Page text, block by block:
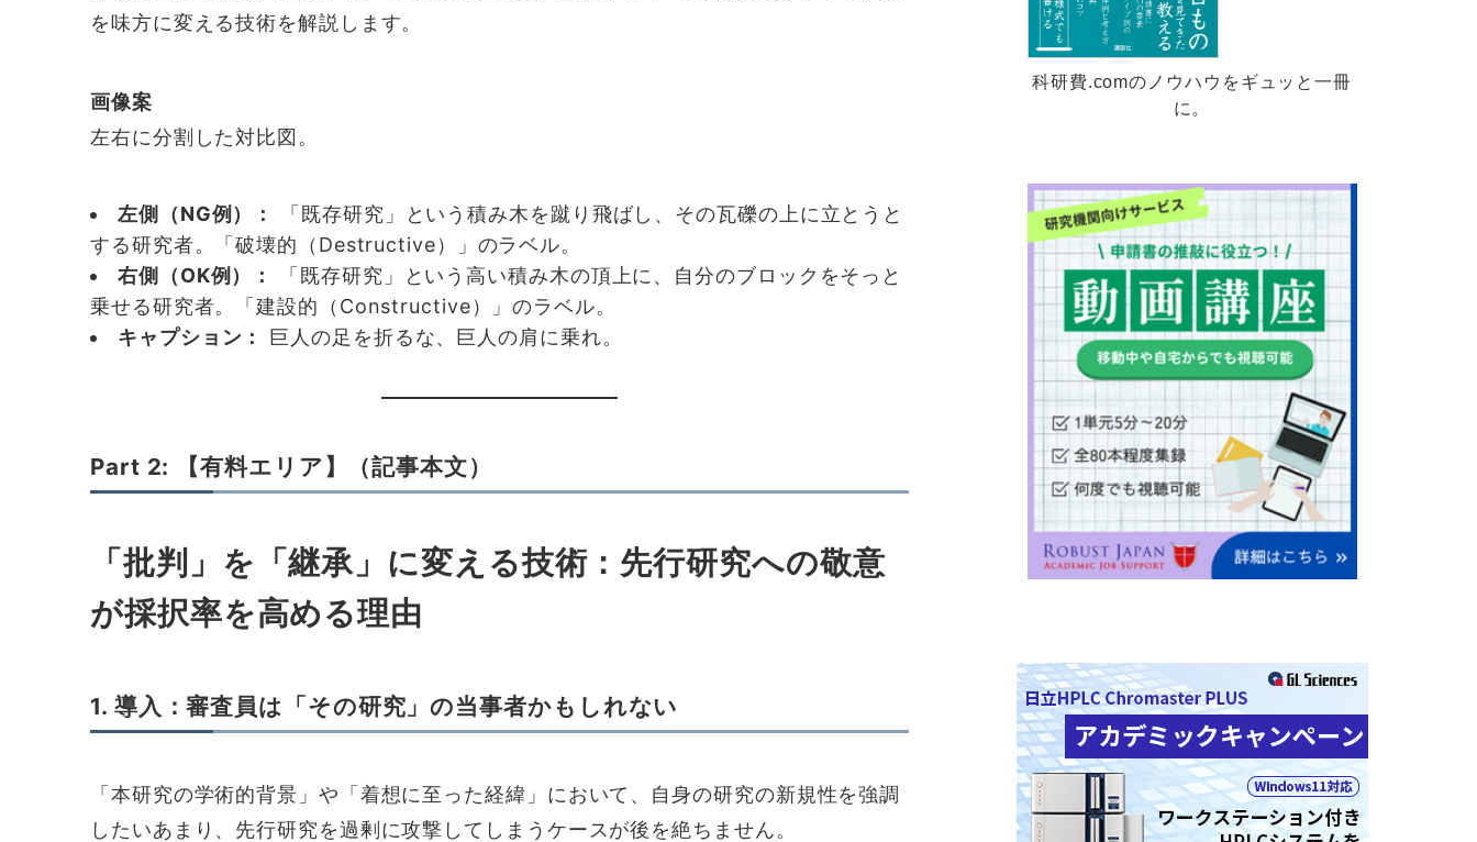
を味方に変える技術を解説します。
画像案
左右に分割した対比図。
左側（NG例）：
「既存研究」という積み木を蹴り飛ばし、その瓦礫の上に立とうと
する研究者。「破壊的（Destructive）」のラベル。
右側（OK例）：
「既存研究」という高い積み木の頂上に、自分のブロックをそっと
乗せる研究者。「建設的（Constructive）」のラベル。
キャプション：
巨人の足を折るな、巨人の肩に乗れ。
Part 2: 【有料エリア】（記事本文）
「批判」を「継承」に変える技術：先行研究への敬意
が採択率を高める理由
1. 導入：審査員は「その研究」の当事者かもしれない
「本研究の学術的背景」や「着想に至った経緯」において、自身の研究の新規性を強調
したいあまり、先行研究を過剰に攻撃してしまうケースが後を絶ちません。
科研費.comのノウハウをギュッと一冊
に。